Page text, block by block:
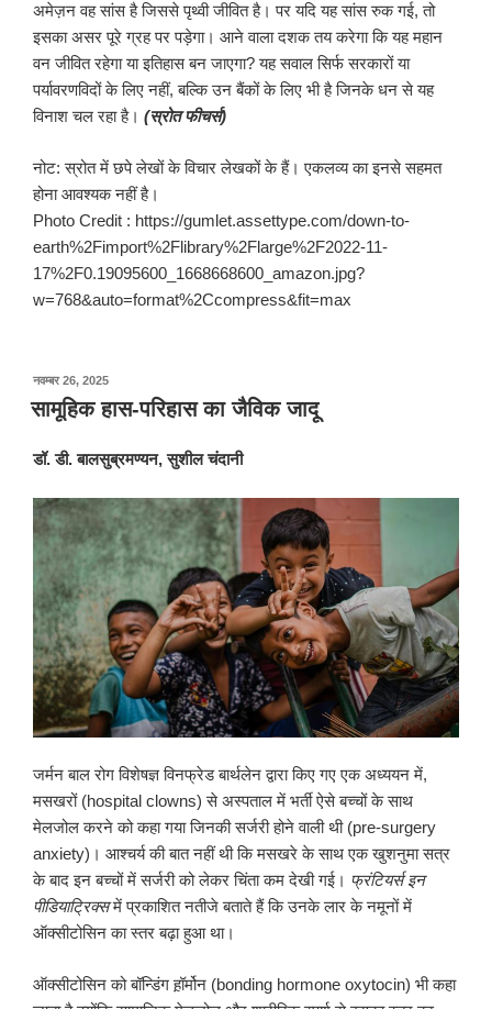
अमेज़न वह सांस है जिससे पृथ्वी जीवित है। पर यदि यह सांस रुक गई, तो
इसका असर पूरे ग्रह पर पड़ेगा। आने वाला दशक तय करेगा कि यह महान
वन जीवित रहेगा या इतिहास बन जाएगा? यह सवाल सिर्फ सरकारों या
पर्यावरणविदों के लिए नहीं, बल्कि उन बैंकों के लिए भी है जिनके धन से यह
विनाश चल रहा है। (स्रोत फीचर्स)
नोट: स्रोत में छपे लेखों के विचार लेखकों के हैं। एकलव्य का इनसे सहमत
होना आवश्यक नहीं है।
Photo Credit : https://gumlet.assettype.com/down-to-
earth%2Fimport%2Flibrary%2Flarge%2F2022-11-
17%2F0.19095600_1668668600_amazon.jpg?
w=768&auto=format%2Ccompress&fit=max
नवम्बर 26, 2025पर
प्रकाशित
किया
सामूहिक हास-परिहास का जैविक जादू
डॉ. डी. बालसुब्रमण्यन,सुशील चंदानी
जर्मन बाल रोग विशेषज्ञ विनफ्रेड बार्थलेन द्वारा किए गए एक अध्ययन में,
मसखरों (hospital clowns) से अस्पताल में भर्ती ऐसे बच्चों के साथ
मेलजोल करने को कहा गया जिनकी सर्जरी होने वाली थी (pre-surgery
anxiety)। आश्चर्य की बात नहीं थी कि मसखरे के साथ एक खुशनुमा सत्र
के बाद इन बच्चों में सर्जरी को लेकर चिंता कम देखी गई। फ्रंटियर्स इन
पीडियाट्रिक्समें प्रकाशित नतीजे बताते हैं कि उनके लार के नमूनों में
ऑक्सीटोसिन का स्तर बढ़ा हुआ था।
ऑक्सीटोसिन को बॉन्डिंग ह़ॉर्मोन (bonding hormone oxytocin) भी कहा